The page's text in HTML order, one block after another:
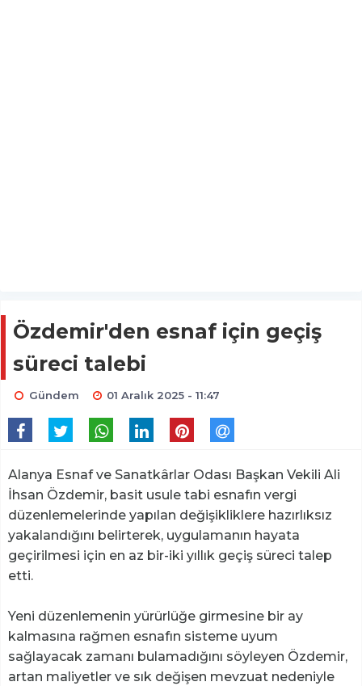
Özdemir'den esnaf için geçiş
süreci talebi
Gündem 01 Aralık 2025 - 11:47
Alanya Esnaf ve Sanatkârlar Odası Başkan Vekili Ali
İhsan Özdemir, basit usule tabi esnafın vergi
düzenlemelerinde yapılan değişikliklere hazırlıksız
yakalandığını belirterek, uygulamanın hayata
geçirilmesi için en az bir-iki yıllık geçiş süreci talep
etti.
Yeni düzenlemenin yürürlüğe girmesine bir ay
kalmasına rağmen esnafın sisteme uyum
sağlayacak zamanı bulamadığını söyleyen Özdemir,
artan maliyetler ve sık değişen mevzuat nedeniyle